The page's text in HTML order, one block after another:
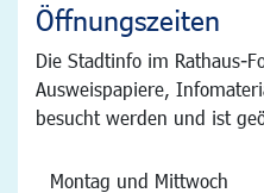
Öffnungszeiten
Die Stadtinfo im Rathaus-
Ausweispapiere,
besucht werden und ist
Montag und Mittwoch